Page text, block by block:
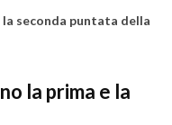
seconda puntata della
la prima e la